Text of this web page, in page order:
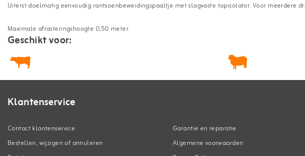
Uiterst doelmatig eenvoudig rantsoenbeweidingspaaltje met slagvaste topisolator. Voor meerdere
Maximale afrasteringshoogte 0,50 meter.
Geschikt voor:
Klantenservice
Contact klantenservice
Bestellen, wijzigen of annuleren
Garantie en reparatie
Algemene voorwaarden